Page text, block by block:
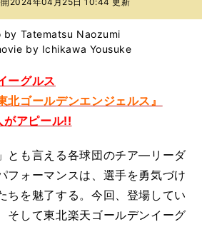
Tatematsu Naozumi
by Ichikawa Yousuke
ーグルス
北ゴールデンエンジェルス』
アピール!!
とも言える各球団のチア―リーダ
フォーマンスは、選手を勇気づけ
ちを魅了する。今回、登場してい
そして東北楽天ゴールデンイーグ